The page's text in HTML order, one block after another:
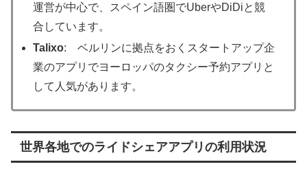
運営が中心で、スペイン語圏でUberやDiDiと競
合しています。
Talixo: ベルリンに拠点をおくスタートアップ企
業のアプリでヨーロッパのタクシー予約アプリと
して人気があります。
世界各地でのライドシェアアプリの利用状況